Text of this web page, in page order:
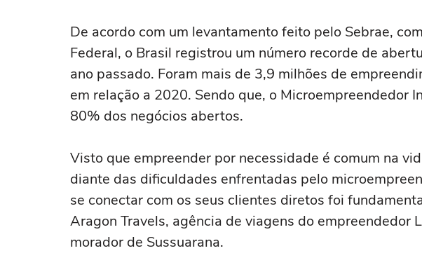
De acordo com um levantamento feito pelo Sebrae,
Federal, o Brasil registrou um número recorde de
ano passado. Foram mais de 3,9 milhões de
em relação a 2020. Sendo que, o Microempreendedor
80% dos negócios abertos.
Visto que empreender por necessidade é comum na
diante das dificuldades enfrentadas pelo
se conectar com os seus clientes diretos foi
Aragon Travels, agência de viagens do empreendedor
morador de Sussuarana.